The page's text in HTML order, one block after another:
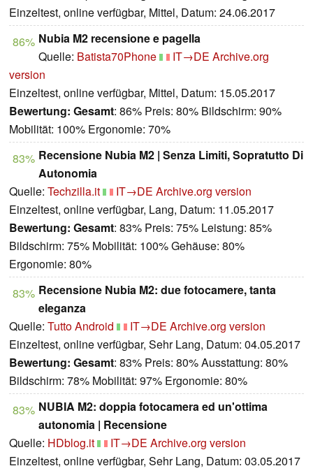
Einzeltest, online verfügbar, Mittel, Datum: 24.06.2017
86% Nubia M2 recensione e pagella
Quelle: Batista70Phone IT→DE Archive.org
version
Einzeltest, online verfügbar, Mittel, Datum: 15.05.2017
Bewertung: Gesamt: 86% Preis: 80% Bildschirm: 90%
Mobilität: 100% Ergonomie: 70%
83% Recensione Nubia M2 | Senza Limiti, Sopratutto Di
Autonomia
Quelle: Techzilla.it IT→DE Archive.org version
Einzeltest, online verfügbar, Lang, Datum: 11.05.2017
Bewertung: Gesamt: 83% Preis: 75% Leistung: 85%
Bildschirm: 75% Mobilität: 100% Gehäuse: 80%
Ergonomie: 80%
83% Recensione Nubia M2: due fotocamere, tanta
eleganza
Quelle: Tutto Android IT→DE Archive.org version
Einzeltest, online verfügbar, Sehr Lang, Datum: 04.05.2017
Bewertung: Gesamt: 83% Preis: 80% Ausstattung: 80%
Bildschirm: 78% Mobilität: 97% Ergonomie: 80%
83% NUBIA M2: doppia fotocamera ed un'ottima
autonomia | Recensione
Quelle: HDblog.it IT→DE Archive.org version
Einzeltest, online verfügbar, Sehr Lang, Datum: 03.05.2017